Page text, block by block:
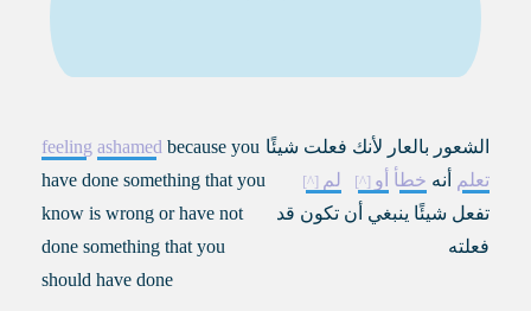
الشعور بالعار لأنك فعلت شيئًا
تعلم
أنه خطأ أو
لم
تفعل شيئًا ينبغي أن تكون قد
فعلته
feeling ashamed because you
have done something that you
know is wrong or have not
done something that you
should have done